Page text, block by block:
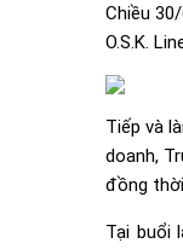
Chiều
O.S.K.
Tiếp và
doanh,
đồng
Tại buổi